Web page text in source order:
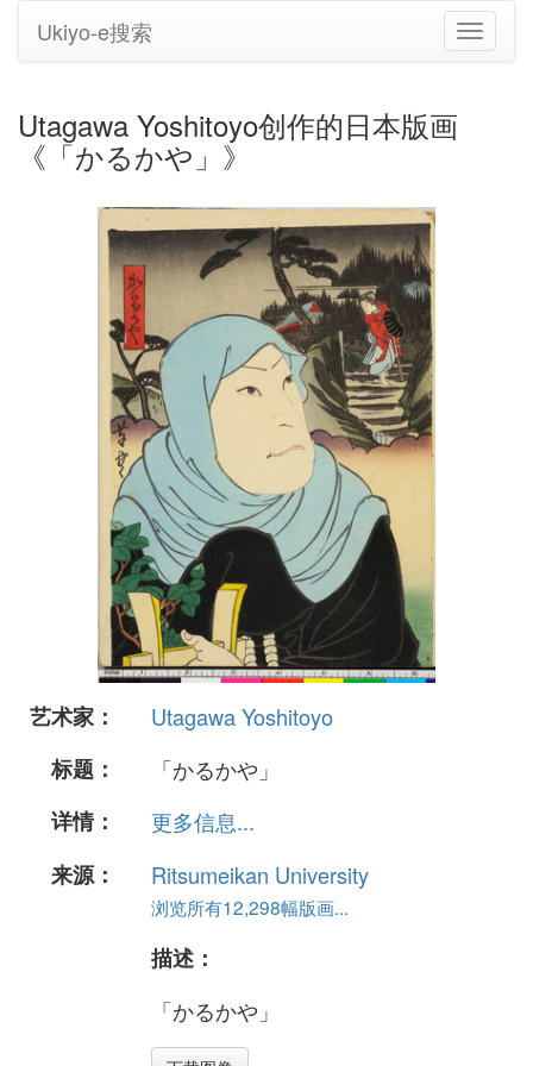
切
换
Ukiyo-e搜索
Utagawa Yoshitoyo创作的日本版画
《「かるかや」》
艺术家：
Utagawa Yoshitoyo
标题：
「かるかや」
详情：
更多信息...
来源：
Ritsumeikan University
浏览所有12,298幅版画...
描述：
「かるかや」